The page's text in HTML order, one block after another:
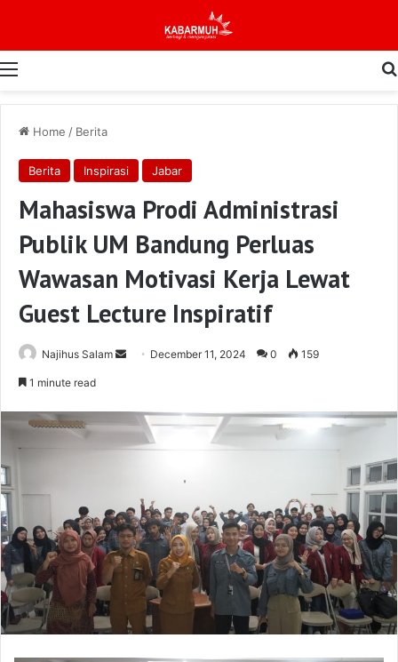
Menu
Home / Berita
Berita Inspirasi Jabar
Mahasiswa Prodi Administrasi
Publik UM Bandung Perluas
Wawasan Motivasi Kerja Lewat
Guest Lecture Inspiratif
Najihus Salam
Send December 11, 2024 0 159
1 minute read